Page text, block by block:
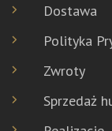
Dostawa
Polityka
Zwroty
Sprzedaż